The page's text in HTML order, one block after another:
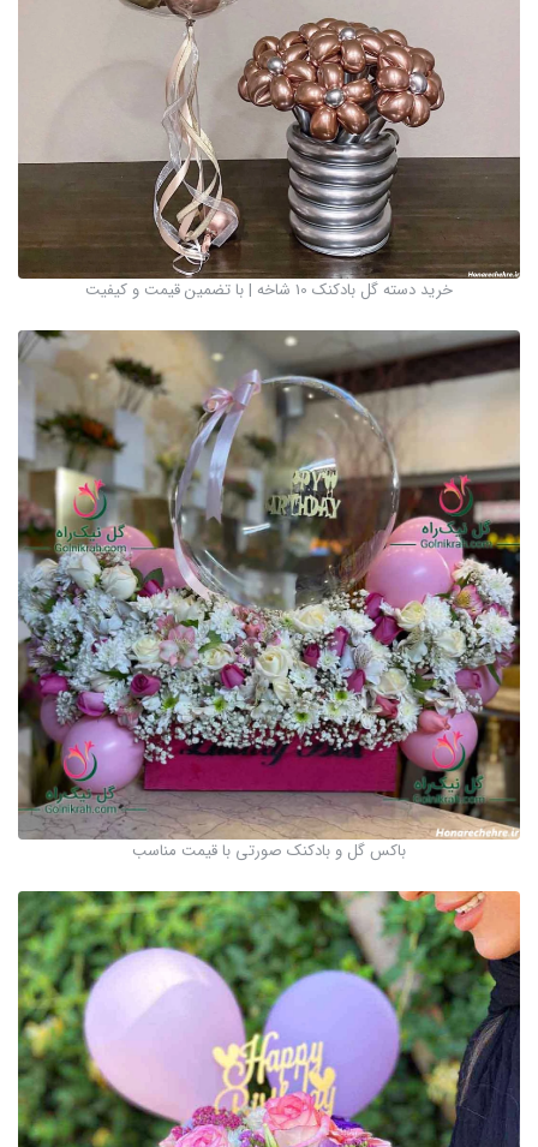
خرید دسته گل بادکنک 10 شاخه | با تضمین قیمت و کیفیت
باکس گل و بادکنک صورتی با قیمت مناسب